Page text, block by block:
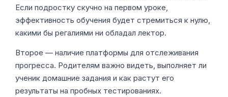
Если подростку скучно на первом уроке,
эффективность обучения будет стремиться к нулю,
какими бы регалиями ни обладал лектор.
Второе — наличие платформы для отслеживания
прогресса. Родителям важно видеть, выполняет ли
ученик домашние задания и как растут его
результаты на пробных тестированиях.